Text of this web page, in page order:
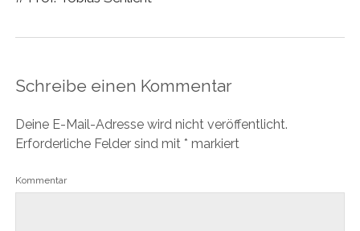
Schreibe einen Kommentar
Deine E-Mail-Adresse wird nicht veröffentlicht.
Erforderliche Felder sind mit * markiert
Kommentar